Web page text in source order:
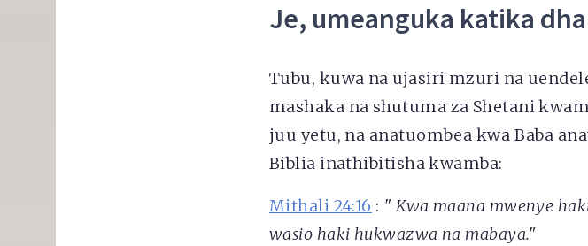
Je, umeanguka katika
Tubu, kuwa na ujasiri mzuri na
mashaka na shutuma za Shetani
juu yetu, na anatuombea kwa Baba
Biblia inathibitisha kwamba:
Mithali 24:16 : " Kwa maana mwenye
wasio haki hukwazwa na mabaya."